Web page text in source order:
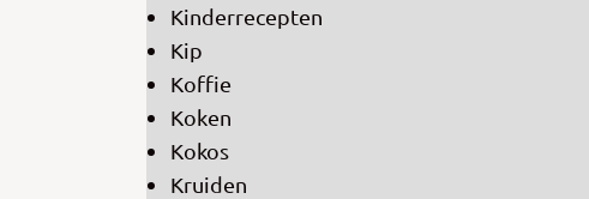
Kinderrecepten
Kip
Koffie
Koken
Kokos
Kruiden